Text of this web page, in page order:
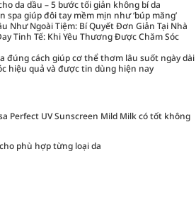
da dầu – 5 bước tối giản không bí da
spa giúp đôi tay mềm mịn như ‘búp măng’
Như Ngoài Tiệm: Bí Quyết Đơn Giản Tại Nhà
Tinh Tế: Khi Yêu Thương Được Chăm Sóc
đúng cách giúp cơ thể thơm lâu suốt ngày dài
hiệu quả và được tin dùng hiện nay
Perfect UV Sunscreen Mild Milk có tốt không
phù hợp từng loại da